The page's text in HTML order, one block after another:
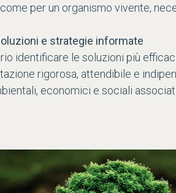
per un organismo vivente,
e strategie informate
identificare le soluzioni più
rigorosa, attendibile e
economici e sociali